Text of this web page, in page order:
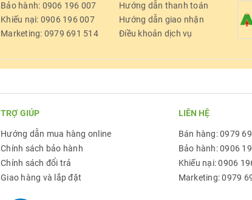
Bảo hành: 0906 196 007
Khiếu nại: 0906 196 007
Marketing: 0979 691 514
Hướng dẫn thanh toán
Hướng dẫn giao nhận
Điều khoản dịch vụ
TRỢ GIÚP
Hướng dẫn mua hàng online
Chính sách bảo hành
Chính sách đổi trả
Giao hàng và lắp đặt
LIÊN HỆ
Bán hàng: 0979
Bảo hành: 0906
Khiếu nại: 0906
Marketing: 0979